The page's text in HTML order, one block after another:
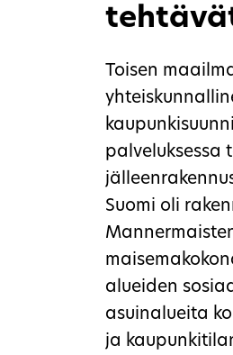
Toisen
palveluksessa
Suomi oli
alueiden
asuinalueita
ja